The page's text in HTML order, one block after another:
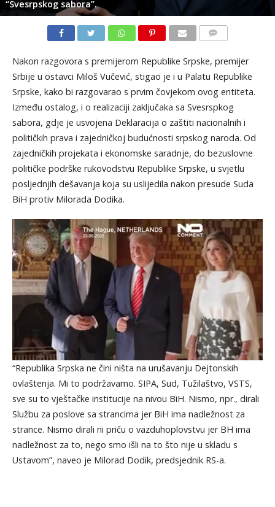
“Svesrpskog sabora”.
Nakon razgovora s premijerom Republike Srpske, premijer
Srbije u ostavci Miloš Vučević, stigao je i u Palatu Republike
Srpske, kako bi razgovarao s prvim čovjekom ovog entiteta.
Između ostalog, i o realizaciji zaključaka sa Svesrspkog
sabora, gdje je usvojena Deklaracija o zaštiti nacionalnih i
političkih prava i zajedničkoj budućnosti srpskog naroda. Od
zajedničkih projekata i ekonomske saradnje, do bezuslovne
političke podrške rukovodstvu Republike Srpske, u svjetlu
posljednjih dešavanja koja su uslijedila nakon presude Suda
BiH protiv Milorada Dodika.
“Republika Srpska ne čini ništa na urušavanju Dejtonskih
ovlaštenja. Mi to podržavamo. SIPA, Sud, Tužilaštvo, VSTS,
sve su to vještačke institucije na nivou BiH. Nismo, npr., dirali
Službu za poslove sa strancima jer BiH ima nadležnost za
strance. Nismo dirali ni priču o vazduhoplovstvu jer BH ima
nadležnost za to, nego smo išli na to što nije u skladu s
Ustavom”, naveo je Milorad Dodik, predsjednik RS-a.